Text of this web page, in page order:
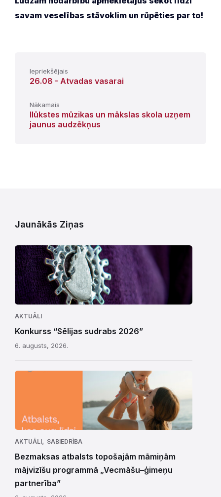
savam veselības stāvoklim un rūpēties par to!
Iepriekšējais
26.08 - Atvadas vasarai
Nākamais
Ilūkstes mūzikas un mākslas skola uzņem
jaunus audzēkņus
Jaunākās Ziņas
AKTUĀLI
Konkurss “Sēlijas sudrabs 2026”
6. augusts, 2026.
AKTUĀLI, SABIEDRĪBA
Bezmaksas atbalsts topošajām māmiņām
mājvizīšu programmā „Vecmāšu–ģimeņu
partnerība”